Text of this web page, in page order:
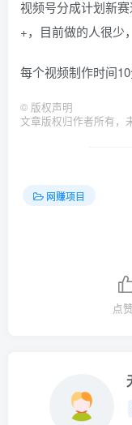
视频号分成计划新
+，目前做的人很少
每个视频制作时间
© 版权声明
文章版权归作者所有，
网赚项目
点赞